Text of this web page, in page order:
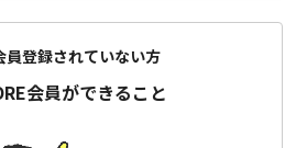
員登録されていない方
会員ができること